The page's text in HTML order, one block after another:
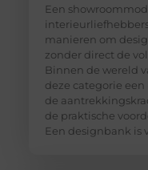
Een
manieren om
zonder direct de
Binnen de wereld
deze categorie
de
de praktische
Een designbank is